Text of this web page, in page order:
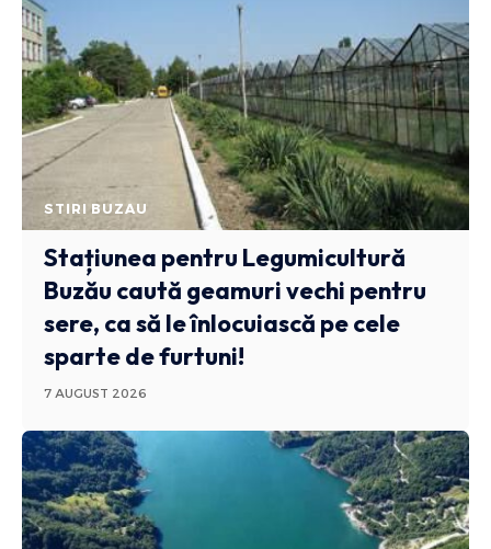
STIRI BUZAU
Stațiunea pentru Legumicultură
Buzău caută geamuri vechi pentru
sere, ca să le înlocuiască pe cele
sparte de furtuni!
7 AUGUST 2026